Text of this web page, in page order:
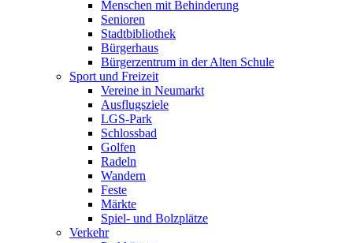
Menschen mit Behinderung
Senioren
Stadtbibliothek
Bürgerhaus
Bürgerzentrum in der Alten Schule
Sport und Freizeit
Vereine in Neumarkt
Ausflugsziele
LGS-Park
Schlossbad
Golfen
Radeln
Wandern
Feste
Märkte
Spiel- und Bolzplätze
Verkehr